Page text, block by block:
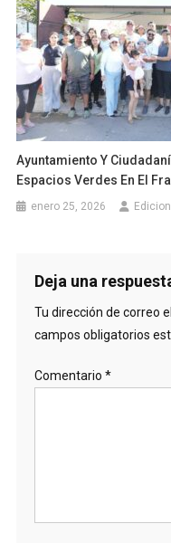
Ayuntamiento Y
Espacios Verdes En El
enero 25, 2026 Edicion
Deja una
Tu dirección de correo
campos obligatorios
Comentario *